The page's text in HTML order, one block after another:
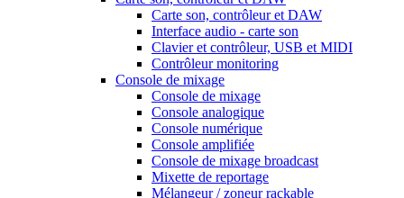
Carte son, contrôleur et DAW
Interface audio - carte son
Clavier et contrôleur, USB et MIDI
Contrôleur monitoring
Console de mixage
Console de mixage
Console analogique
Console numérique
Console amplifiée
Console de mixage broadcast
Mixette de reportage
Mélangeur / zoneur rackable